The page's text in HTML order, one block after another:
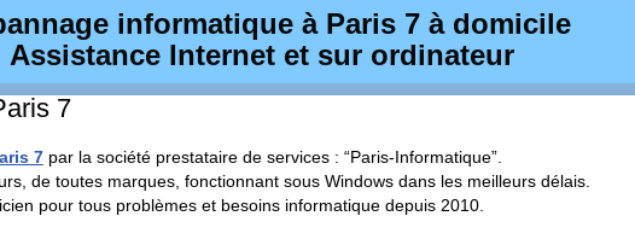
informatique à Paris 7 à domicile
Assistance Internet et sur ordinateur
7
7par la société prestataire de services : “Paris-Informatique”.
de toutes marques, fonctionnant sous Windows dans les meilleurs délais.
pour tous problèmes et besoins informatique depuis 2010.